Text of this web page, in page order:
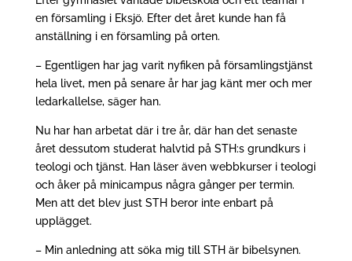
en församling i Eksjö. Efter det året kunde han få
anställning i en församling på orten.
– Egentligen har jag varit nyfiken på församlingstjänst
hela livet, men på senare år har jag känt mer och mer
ledarkallelse, säger han.
Nu har han arbetat där i tre år, där han det senaste
året dessutom studerat halvtid på STH:s grundkurs i
teologi och tjänst. Han läser även webbkurser i teologi
och åker på minicampus några gånger per termin.
Men att det blev just STH beror inte enbart på
upplägget.
– Min anledning att söka mig till STH är bibelsynen.